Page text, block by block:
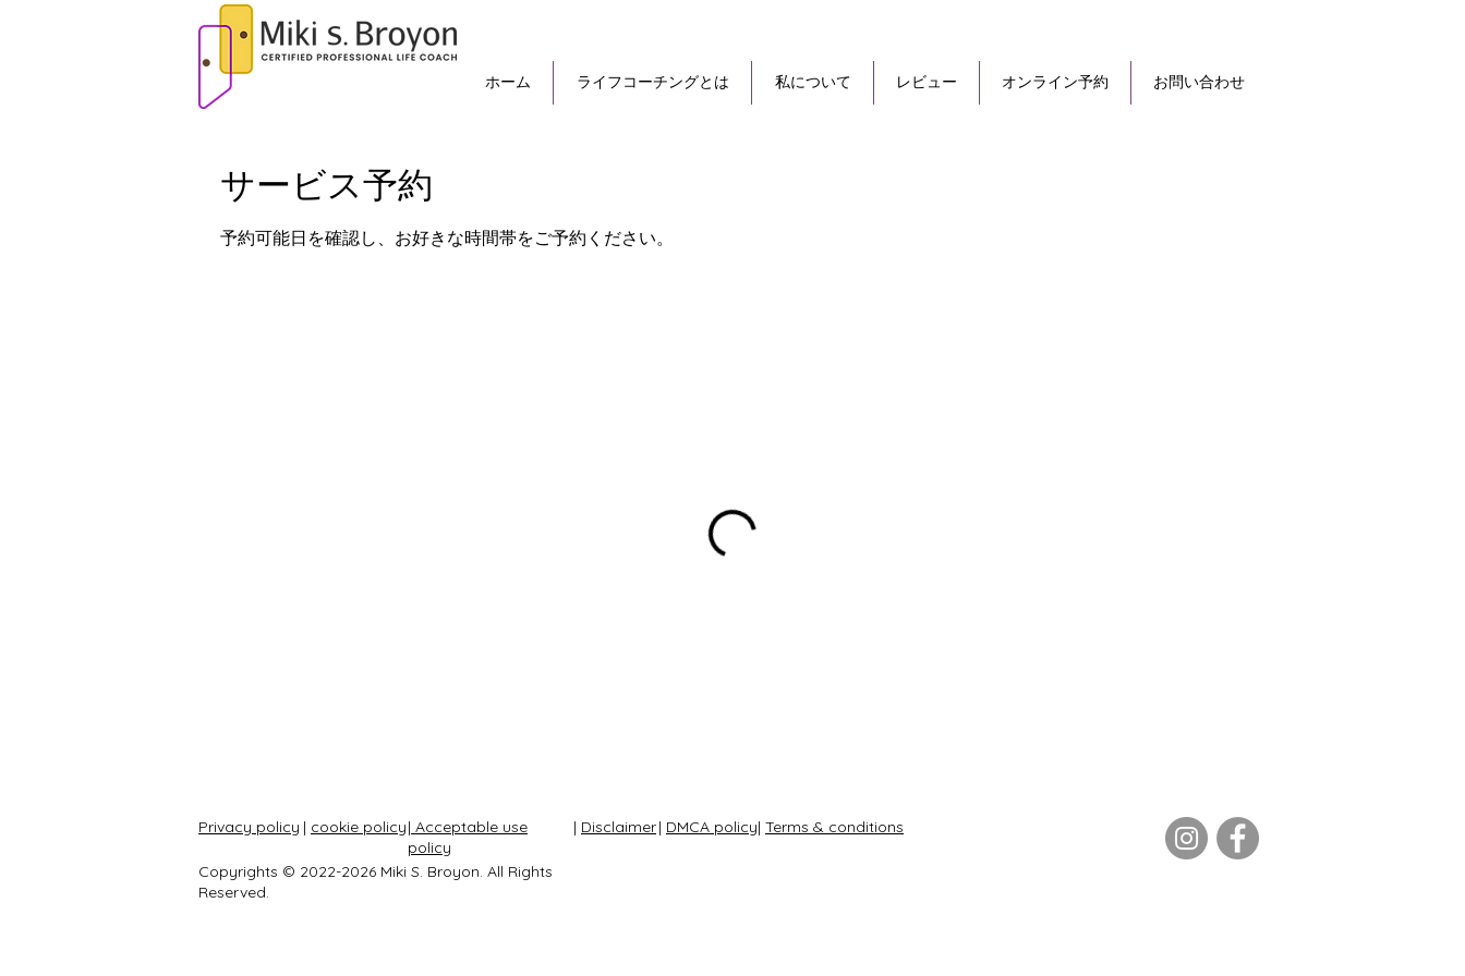
ホーム ライフコーチングとは 私について レビュー オンライン予約 お問い合わせ
サービス予約
予約可能日を確認し、お好きな時間帯をご予約ください。
Privacy policy | cookie policy| Acceptable use
policy
| Disclaimer| DMCA policy| Terms & conditions
Copyrights © 2022-2026 Miki S. Broyon. All Rights
Reserved.